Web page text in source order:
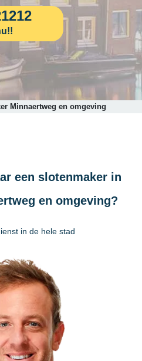
Minnaertweg en omgeving
een slotenmaker in
en omgeving?
in de hele stad